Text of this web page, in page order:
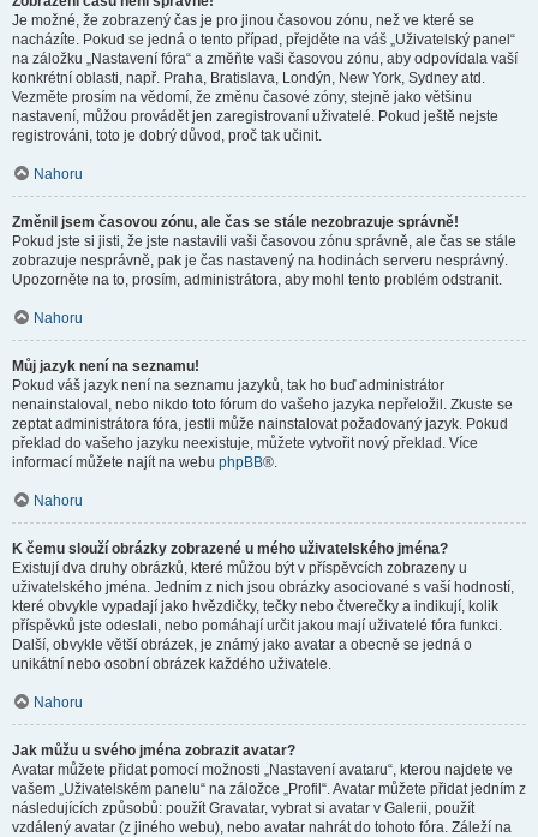
Je možné, že zobrazený čas je pro jinou časovou zónu, než ve které se
nacházíte. Pokud se jedná o tento případ, přejděte na váš „Uživatelský panel“
na záložku „Nastavení fóra“ a změňte vaši časovou zónu, aby odpovídala vaší
konkrétní oblasti, např. Praha, Bratislava, Londýn, New York, Sydney atd.
Vezměte prosím na vědomí, že změnu časové zóny, stejně jako většinu
nastavení, můžou provádět jen zaregistrovaní uživatelé. Pokud ještě nejste
registrováni, toto je dobrý důvod, proč tak učinit.
Nahoru
Změnil jsem časovou zónu, ale čas se stále nezobrazuje správně!
Pokud jste si jisti, že jste nastavili vaši časovou zónu správně, ale čas se stále
zobrazuje nesprávně, pak je čas nastavený na hodinách serveru nesprávný.
Upozorněte na to, prosím, administrátora, aby mohl tento problém odstranit.
Nahoru
Můj jazyk není na seznamu!
Pokud váš jazyk není na seznamu jazyků, tak ho buď administrátor
nenainstaloval, nebo nikdo toto fórum do vašeho jazyka nepřeložil. Zkuste se
zeptat administrátora fóra, jestli může nainstalovat požadovaný jazyk. Pokud
překlad do vašeho jazyku neexistuje, můžete vytvořit nový překlad. Více
informací můžete najít na webu phpBB®.
Nahoru
K čemu slouží obrázky zobrazené u mého uživatelského jména?
Existují dva druhy obrázků, které můžou být v příspěvcích zobrazeny u
uživatelského jména. Jedním z nich jsou obrázky asociované s vaší hodností,
které obvykle vypadají jako hvězdičky, tečky nebo čtverečky a indikují, kolik
příspěvků jste odeslali, nebo pomáhají určit jakou mají uživatelé fóra funkci.
Další, obvykle větší obrázek, je známý jako avatar a obecně se jedná o
unikátní nebo osobní obrázek každého uživatele.
Nahoru
Jak můžu u svého jména zobrazit avatar?
Avatar můžete přidat pomocí možnosti „Nastavení avataru“, kterou najdete ve
vašem „Uživatelském panelu“ na záložce „Profil“. Avatar můžete přidat jedním z
následujících způsobů: použít Gravatar, vybrat si avatar v Galerii, použít
vzdálený avatar (z jiného webu), nebo avatar nahrát do tohoto fóra. Záleží na